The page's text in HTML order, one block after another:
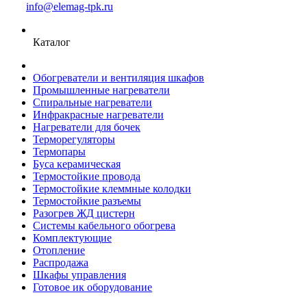
info@elemag-tpk.ru
Каталог
Обогреватели и вентиляция шкафов
Промышленные нагреватели
Спиральные нагреватели
Инфракрасные нагреватели
Нагреватели для бочек
Терморегуляторы
Термопары
Буса керамическая
Термостойкие провода
Термостойкие клеммные колодки
Термостойкие разъемы
Разогрев ЖД цистерн
Системы кабельного обогрева
Комплектующие
Отопление
Распродажа
Шкафы управления
Готовое ик оборудование